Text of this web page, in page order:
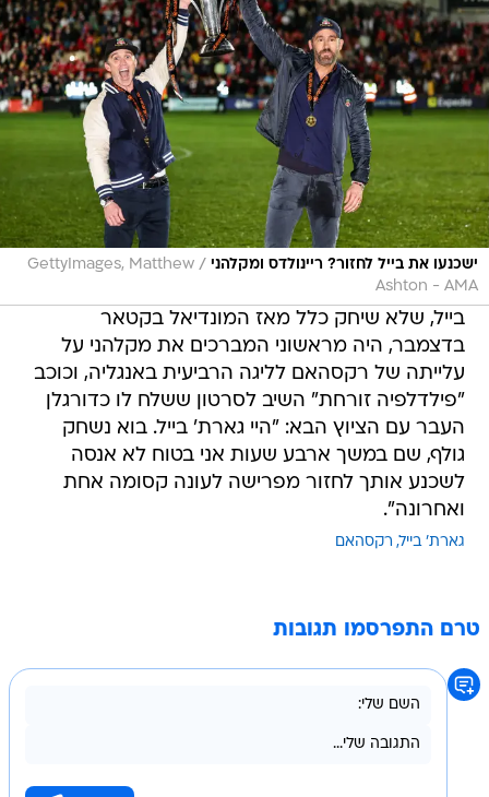
ישכנעו את בייל לחזור? ריינולדס ומקלהני /
GettyImages, Matthew
Ashton - AMA
בייל, שלא שיחק כלל מאז המונדיאל בקטאר
בדצמבר, היה מראשוני המברכים את מקלהני על
עלייתה של רקסהאם לליגה הרביעית באנגליה, וכוכב
"פילדלפיה זורחת" השיב לסרטון ששלח לו כדורגלן
העבר עם הציוץ הבא: "היי גארת' בייל. בוא נשחק
גולף, שם במשך ארבע שעות אני בטוח לא אנסה
לשכנע אותך לחזור מפרישה לעונה קסומה אחת
ואחרונה".
גארת' בייל רקסהאם
טרם התפרסמו תגובות